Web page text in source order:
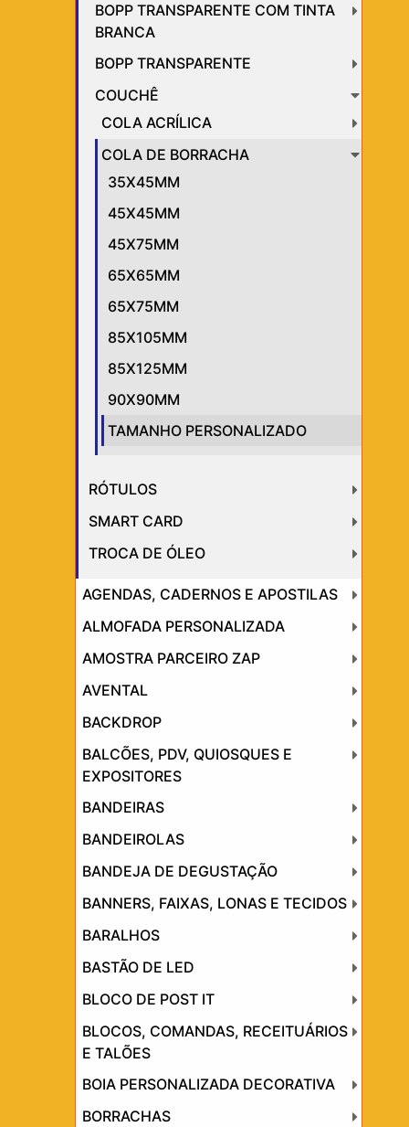
BOPP TRANSPARENTE COM TINTA
BRANCA
BOPP TRANSPARENTE
COUCHÊ
COLA ACRÍLICA
COLA DE BORRACHA
35X45MM
45X45MM
45X75MM
65X65MM
65X75MM
85X105MM
85X125MM
90X90MM
TAMANHO PERSONALIZADO
RÓTULOS
SMART CARD
TROCA DE ÓLEO
AGENDAS, CADERNOS E APOSTILAS
ALMOFADA PERSONALIZADA
AMOSTRA PARCEIRO ZAP
AVENTAL
BACKDROP
BALCÕES, PDV, QUIOSQUES E
EXPOSITORES
BANDEIRAS
BANDEIROLAS
BANDEJA DE DEGUSTAÇÃO
BANNERS, FAIXAS, LONAS E TECIDOS
BARALHOS
BASTÃO DE LED
BLOCO DE POST IT
BLOCOS, COMANDAS, RECEITUÁRIOS
E TALÕES
BOIA PERSONALIZADA DECORATIVA
BORRACHAS